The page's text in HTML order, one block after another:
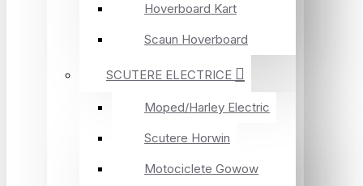
Hoverboard Kart
Scaun Hoverboard
SCUTERE ELECTRICE
Moped/Harley Electric
Scutere Horwin
Motociclete Gowow